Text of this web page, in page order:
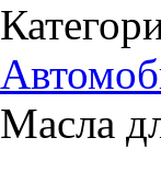
Масла